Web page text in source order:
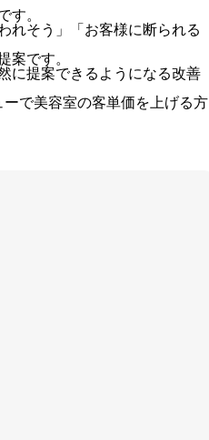
す。
れそう」「お客様に断られる
案です。
に提案できるようになる改善
ーで美容室の客単価を上げる方